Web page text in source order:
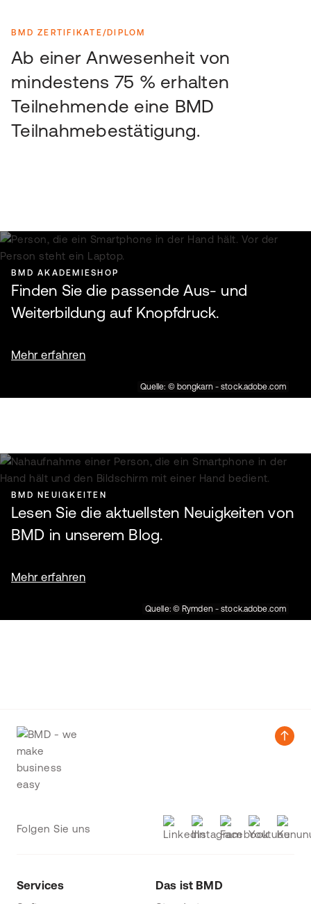
BMD ZERTIFIKATE/DIPLOM
Ab einer Anwesenheit von
mindestens 75 % erhalten
Teilnehmende eine BMD
Teilnahmebestätigung.
Quelle: © bongkarn - stock.adobe.com
BMD AKADEMIESHOP
Finden Sie die passende Aus- und
Weiterbildung auf Knopfdruck.
Mehr erfahren
Quelle: © Rymden - stock.adobe.com
BMD NEUIGKEITEN
Lesen Sie die aktuellsten Neuigkeiten von
BMD in unserem Blog.
Mehr erfahren
Folgen Sie uns
Services
Das ist BMD